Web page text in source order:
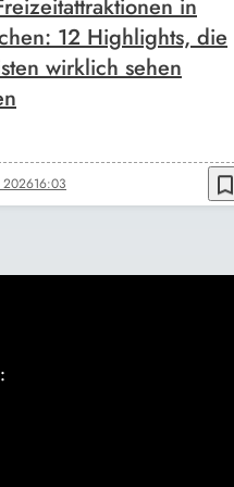
in
12 Highlights, die
wirklich sehen
16:03 bookmark_border